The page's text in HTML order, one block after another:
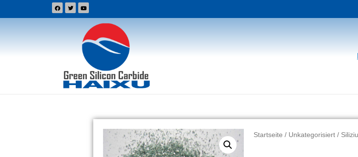
Startseite / Unkategorisiert /